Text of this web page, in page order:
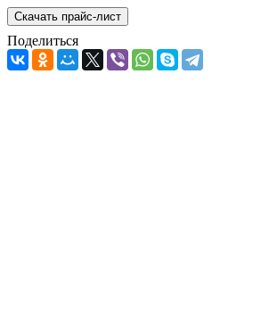
Скачать прайс-лист
Поделиться